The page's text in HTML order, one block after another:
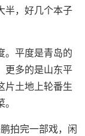
半，好几个本子
。平度是青岛的
更多的是山东平
片土地上轮番生
拍完一部戏，闲